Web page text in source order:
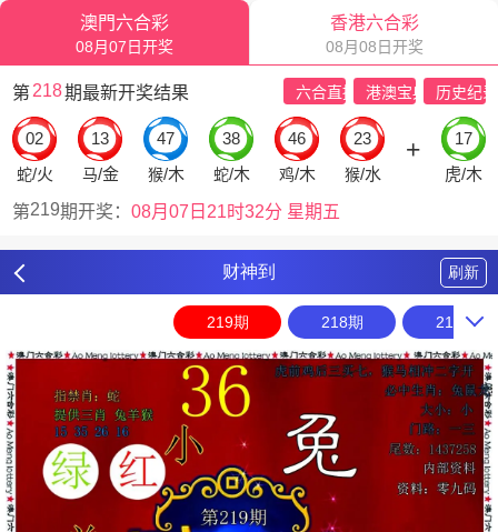
财神到 刷新
219期 218期 217期